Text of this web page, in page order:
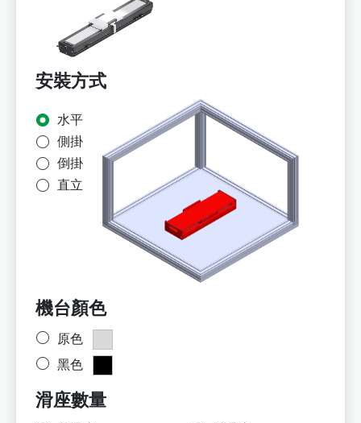
安裝方式
水平
側掛
倒掛
直立
機台顏色
原色
黑色
滑座數量